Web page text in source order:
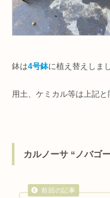
鉢は4号鉢に植え替えしま
用土、ケミカル等は上記と
カルノーサ “ノバゴ